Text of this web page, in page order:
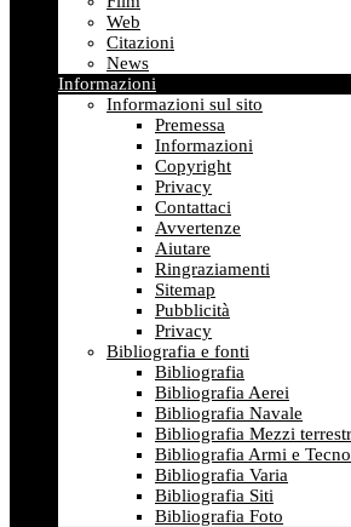
Web
Citazioni
News
Informazioni
Informazioni sul sito
Premessa
Informazioni
Copyright
Privacy
Contattaci
Avvertenze
Aiutare
Ringraziamenti
Sitemap
Pubblicità
Privacy
Bibliografia e fonti
Bibliografia
Bibliografia Aerei
Bibliografia Navale
Bibliografia Mezzi
Bibliografia Armi e
Bibliografia Varia
Bibliografia Siti
Bibliografia Foto